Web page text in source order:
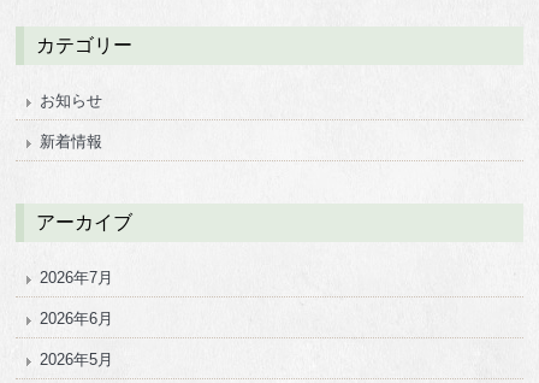
カテゴリー
お知らせ
新着情報
アーカイブ
2026年7月
2026年6月
2026年5月